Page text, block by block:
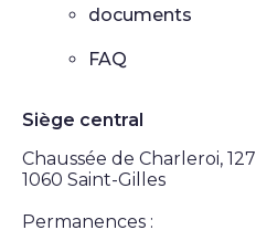
documents
FAQ
Siège central
Chaussée de Charleroi, 127
1060 Saint-Gilles
Permanences :